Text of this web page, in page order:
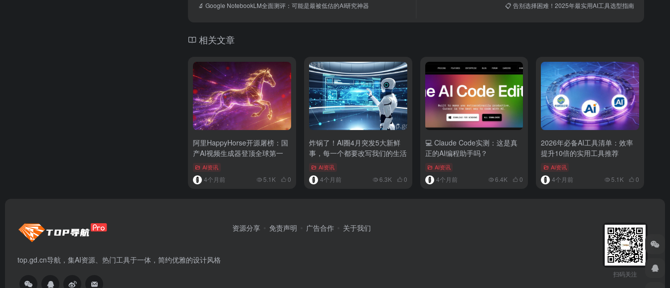
🔬 Google NotebookLM全面测评：可能是最被低估的AI研究神器 📋 告别选择困难！2025年最实用AI工具选型指南
相关文章
阿里HappyHorse开源屠榜：国
产AI视频生成器登顶全球第一
AI资讯
4个月前 5.1K 0
炸锅了！AI圈4月突发5大新鲜
事，每一个都要改写我们的生活
AI资讯
4个月前 6.3K 0
💻 Claude Code实测：这是真
正的AI编程助手吗？
AI资讯
4个月前 6.4K 0
2026年必备AI工具清单：效率
提升10倍的实用工具推荐
AI资讯
4个月前 5.1K 0
top.gd.cn导航，集AI资源、热门工具于一体，简约优雅的设计风格
资源分享 免责声明 广告合作 关于我们
扫码关注